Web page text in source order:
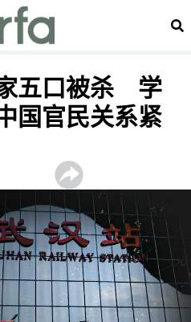
搜
五口被杀 学
国官民关系紧